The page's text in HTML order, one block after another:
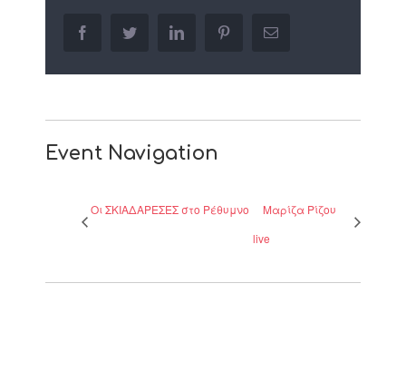
facebooktwitter linkedin pinterestEmail
Event Navigation
Οι ΣΚΙΑΔΑΡΕΣΕΣ στο Ρέθυμνο
Μαρίζα Ρίζου
live